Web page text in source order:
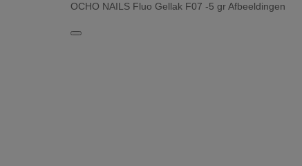
OCHO NAILS Fluo Gellak F07 -5 gr Afbeeldingen